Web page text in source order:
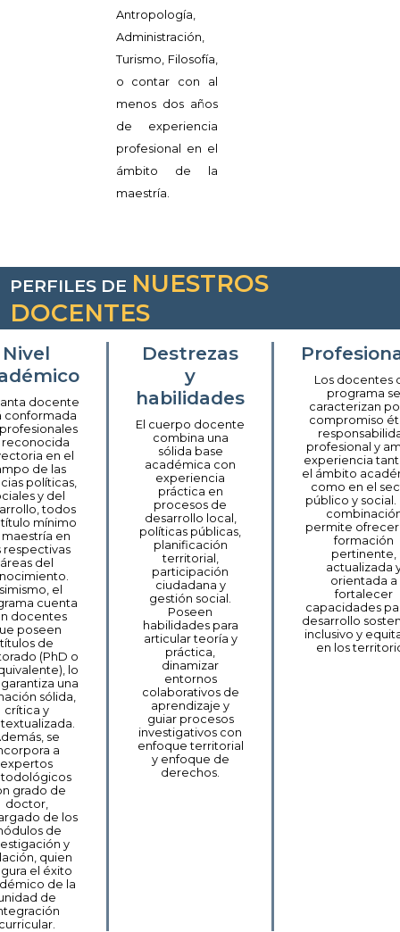
Antropología,
Administración,
Turismo, Filosofía,
o contar con al
menos dos años
de experiencia
profesional en el
ámbito de la
maestría.
PERFILES DE NUESTROS
DOCENTES
Nivel
docente
conformada
en el
de las
políticas,
y del
todos
mínimo
en
respectivas
áreas del
el
cuenta
docentes
poseen
títulos de
(PhD o
lo
una
sólida,
crítica y
se
a
expertos
grado de
doctor,
de los
de
y
quien
el éxito
de la
de
Destrezas
y
habilidades
El cuerpo docente
combina una
sólida base
académica con
experiencia
práctica en
procesos de
desarrollo local,
políticas públicas,
planificación
territorial,
participación
ciudadana y
gestión social.
Poseen
habilidades para
articular teoría y
práctica,
dinamizar
entornos
colaborativos de
aprendizaje y
guiar procesos
investigativos con
enfoque territorial
y enfoque de
derechos.
Los docentes
programa se
caracterizan
compromiso
profesional y
experiencia
el ámbito
como en el
público y social.
permite ofrecer
formación
pertinente,
actualizada
orientada a
fortalecer
capacidades
desarrollo
inclusivo y
en los